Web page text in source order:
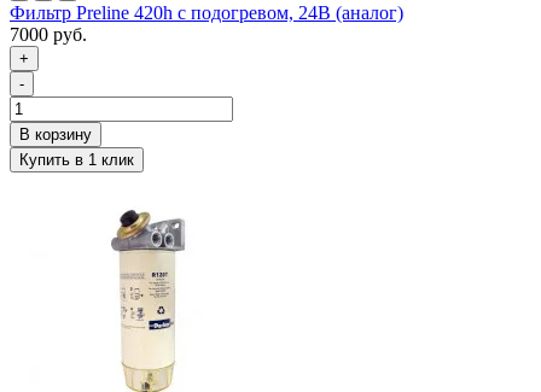
Фильтр Preline 420h с подогревом, 24В (аналог)
7000 руб.
+
-